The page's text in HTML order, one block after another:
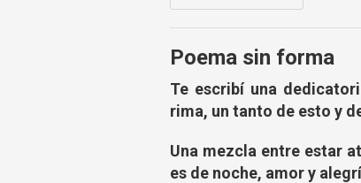
Poema sin forma
Te escribí una
rima, un tanto de esto y
Una mezcla entre estar
es de noche, amor y